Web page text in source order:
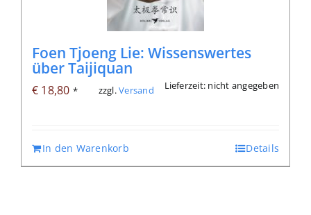
Foen Tjoeng Lie: Wissenswertes
über Taijiquan
€ 18,80 * zzgl.Versand Lieferzeit: nicht angegeben
In den Warenkorb Details